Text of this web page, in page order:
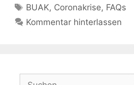
Schlagwörter
BUAK, Coronakrise, FAQs
Kommentar hinterlassen
Suchen